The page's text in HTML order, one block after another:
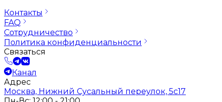
Контакты
FAQ
Сотрудничество
Политика конфиденциальности
Связаться
Канал
Адрес
Москва, Нижний Сусальный переулок, 5с17